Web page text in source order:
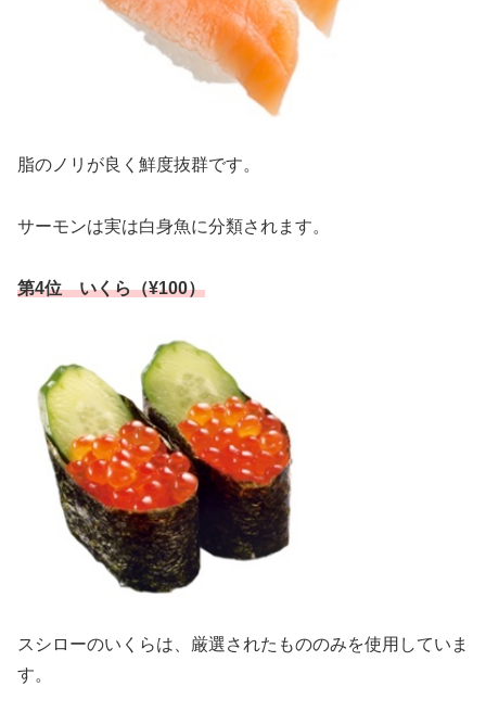
脂のノリが良く鮮度抜群です。
サーモンは実は白身魚に分類されます。
第4位 いくら（¥100）
スシローのいくらは、厳選されたもののみを使用していま
す。